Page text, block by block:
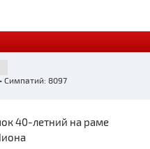
Симпатий: 8097
40-летний на раме